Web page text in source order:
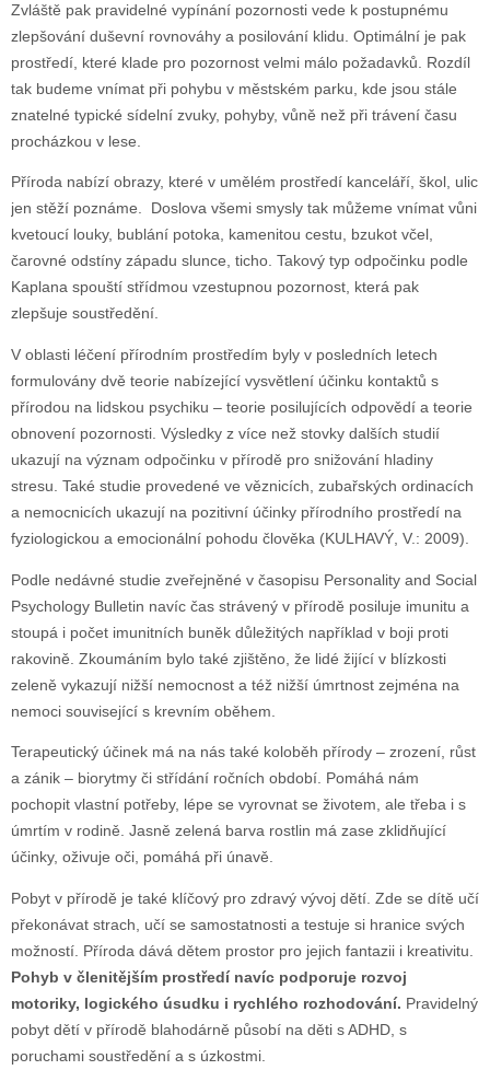
Zvláště pak pravidelné vypínání pozornosti vede k postupnému
zlepšování duševní rovnováhy a posilování klidu. Optimální je pak
prostředí, které klade pro pozornost velmi málo požadavků. Rozdíl
tak budeme vnímat při pohybu v městském parku, kde jsou stále
znatelné typické sídelní zvuky, pohyby, vůně než při trávení času
procházkou v lese.
Příroda nabízí obrazy, které v umělém prostředí kanceláří, škol, ulic
jen stěží poznáme. Doslova všemi smysly tak můžeme vnímat vůni
kvetoucí louky, bublání potoka, kamenitou cestu, bzukot včel,
čarovné odstíny západu slunce, ticho. Takový typ odpočinku podle
Kaplana spouští střídmou vzestupnou pozornost, která pak
zlepšuje soustředění.
V oblasti léčení přírodním prostředím byly v posledních letech
formulovány dvě teorie nabízející vysvětlení účinku kontaktů s
přírodou na lidskou psychiku – teorie posilujících odpovědí a teorie
obnovení pozornosti. Výsledky z více než stovky dalších studií
ukazují na význam odpočinku v přírodě pro snižování hladiny
stresu. Také studie provedené ve věznicích, zubařských ordinacích
a nemocnicích ukazují na pozitivní účinky přírodního prostředí na
fyziologickou a emocionální pohodu člověka (KULHAVÝ, V.: 2009).
Podle nedávné studie zveřejněné v časopisu Personality and Social
Psychology Bulletin navíc čas strávený v přírodě posiluje imunitu a
stoupá i počet imunitních buněk důležitých například v boji proti
rakovině. Zkoumáním bylo také zjištěno, že lidé žijící v blízkosti
zeleně vykazují nižší nemocnost a též nižší úmrtnost zejména na
nemoci související s krevním oběhem.
Terapeutický účinek má na nás také koloběh přírody – zrození, růst
a zánik – biorytmy či střídání ročních období. Pomáhá nám
pochopit vlastní potřeby, lépe se vyrovnat se životem, ale třeba i s
úmrtím v rodině. Jasně zelená barva rostlin má zase zklidňující
účinky, oživuje oči, pomáhá při únavě.
Pobyt v přírodě je také klíčový pro zdravý vývoj dětí. Zde se dítě učí
překonávat strach, učí se samostatnosti a testuje si hranice svých
možností. Příroda dává dětem prostor pro jejich fantazii i kreativitu.
Pohyb v členitějším prostředí navíc podporuje rozvoj
motoriky, logického úsudku i rychlého rozhodování. Pravidelný
pobyt dětí v přírodě blahodárně působí na děti s ADHD, s
poruchami soustředění a s úzkostmi.